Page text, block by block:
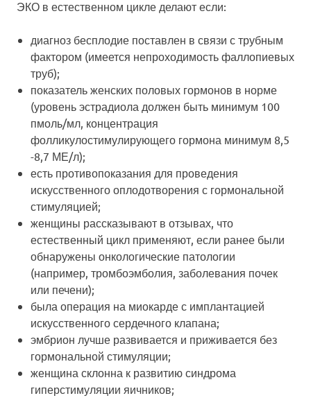
ЭКО в естественном цикле делают если:
диагноз бесплодие поставлен в связи с трубным
фактором (имеется непроходимость фаллопиевых
труб);
показатель женских половых гормонов в норме
(уровень эстрадиола должен быть минимум 100
пмоль/мл, концентрация
фолликулостимулирующего гормона минимум 8,5
-8,7 МЕ/л);
есть противопоказания для проведения
искусственного оплодотворения с гормональной
стимуляцией;
женщины рассказывают в отзывах, что
естественный цикл применяют, если ранее были
обнаружены онкологические патологии
(например, тромбоэмболия, заболевания почек
или печени);
была операция на миокарде с имплантацией
искусственного сердечного клапана;
эмбрион лучше развивается и приживается без
гормональной стимуляции;
женщина склонна к развитию синдрома
гиперстимуляции яичников;